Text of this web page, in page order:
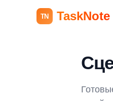
TN TaskNote